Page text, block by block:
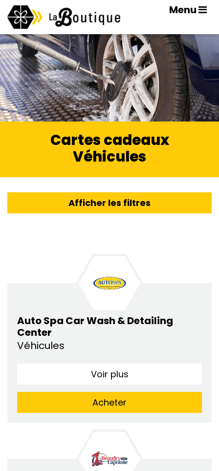
Menu
Cartes cadeaux
Véhicules
Afficher les filtres
Auto Spa Car Wash & Detailing
Center
Véhicules
Voir plus
Acheter